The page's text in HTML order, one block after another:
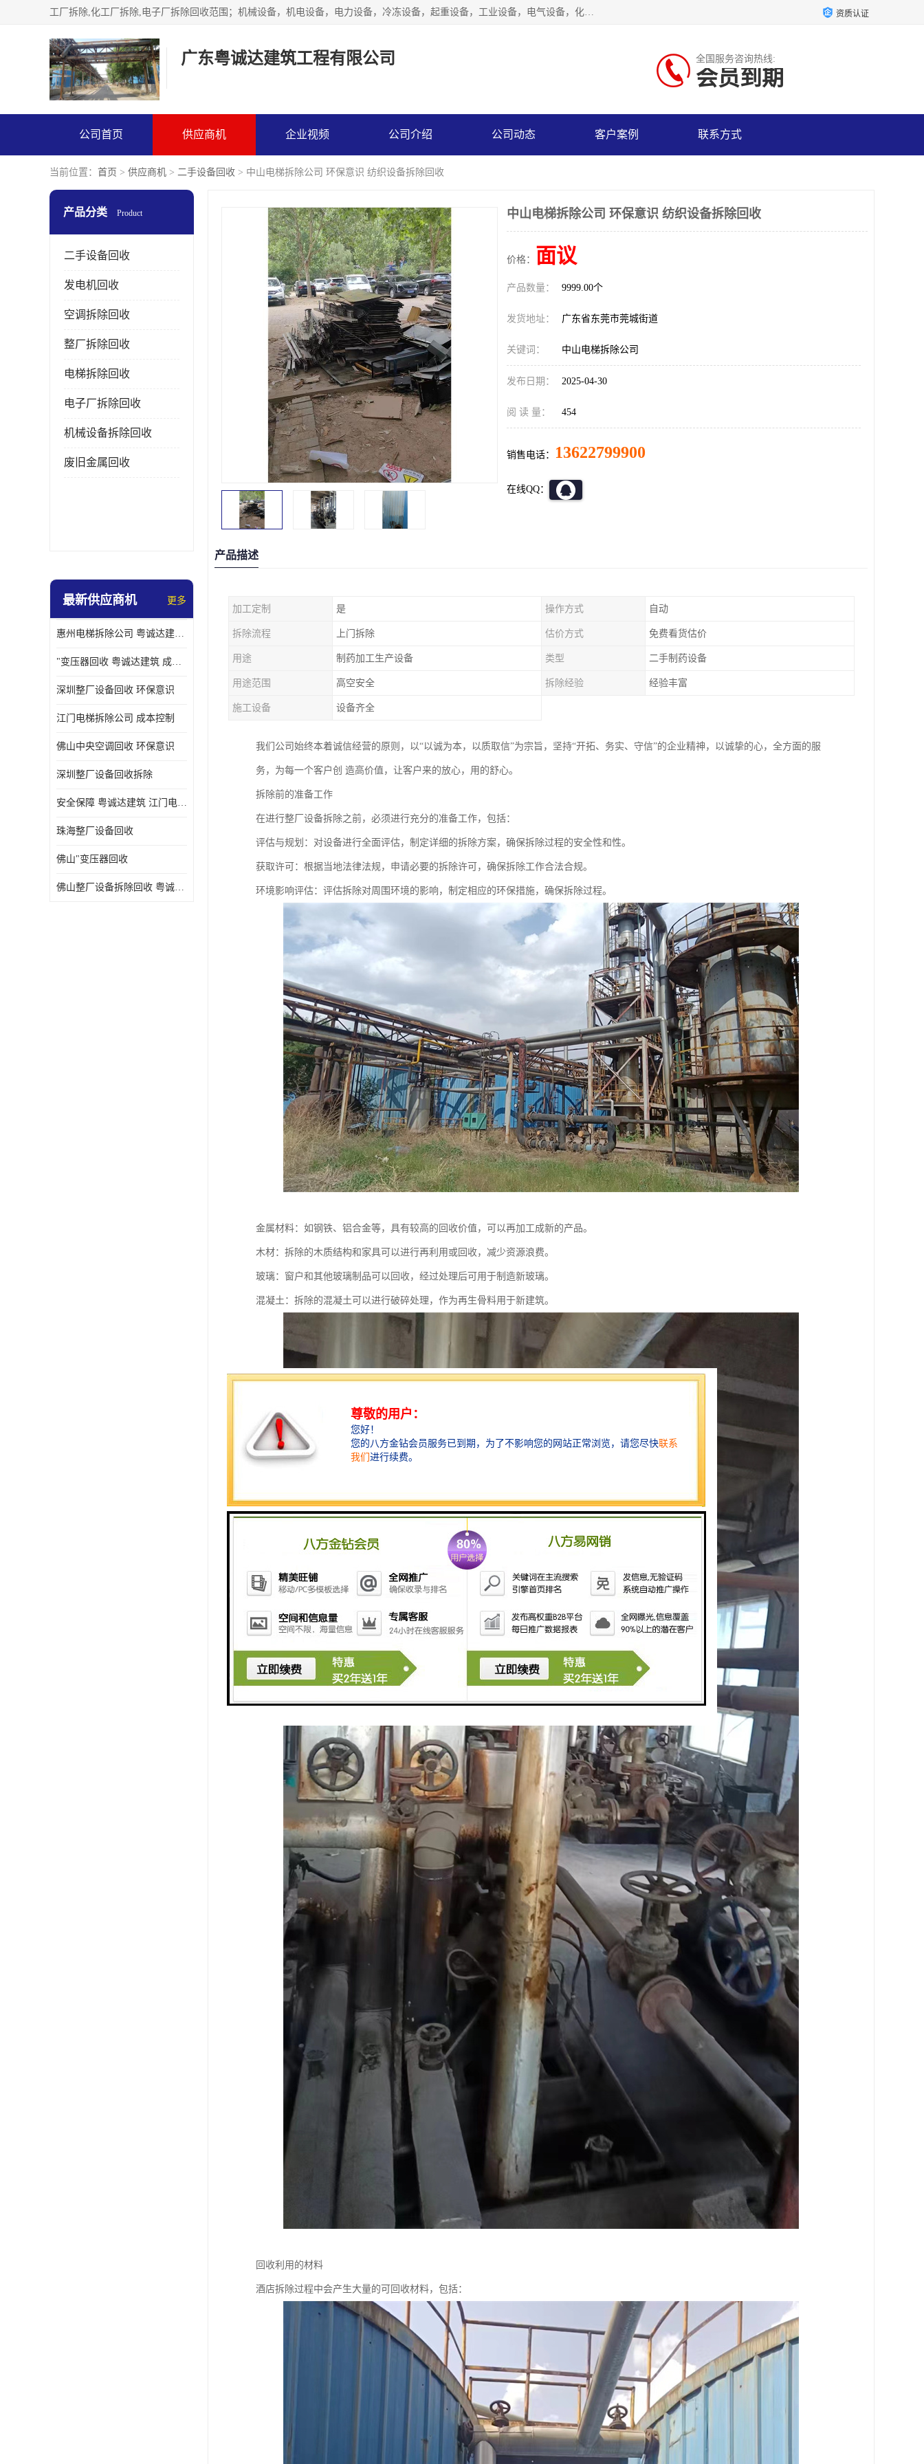
工厂拆除,化工厂拆除,电子厂拆除回收范围；机械设备，机电设备，电力设备，冷冻设备，起重设备，工业设备，电气设备，化工设备，木工设备，纺织设备，印染设备，水洗设备，电力物资，废旧金属，废旧物资，二手锅炉，二手电梯。 资质认证
广东粤诚达建筑工程有限公司 全国服务咨询热线:
会员到期
公司首页 供应商机 企业视频 公司介绍 公司动态 客户案例 联系方式
当前位置： 首页 > 供应商机 > 二手设备回收 > 中山电梯拆除公司 环保意识 纺织设备拆除回收
产品分类 Product
二手设备回收
发电机回收
空调拆除回收
整厂拆除回收
电梯拆除回收
电子厂拆除回收
机械设备拆除回收
废旧金属回收
最新供应商机 更多
惠州电梯拆除公司 粤诚达建筑 安全保障
"变压器回收 粤诚达建筑 成本控制
深圳整厂设备回收 环保意识
江门电梯拆除公司 成本控制
佛山中央空调回收 环保意识
深圳整厂设备回收拆除
安全保障 粤诚达建筑 江门电梯拆除公司
珠海整厂设备回收
佛山"变压器回收
佛山整厂设备拆除回收 粤诚达建筑 环保意识
中山电梯拆除公司 环保意识 纺织设备拆除回收
价格： 面议
产品数量： 9999.00个
发货地址： 广东省东莞市莞城街道
关键词： 中山电梯拆除公司
发布日期： 2025-04-30
阅 读 量： 454
销售电话： 13622799900
在线QQ：
产品描述
加工定制 是 操作方式 自动
拆除流程 上门拆除 估价方式 免费看货估价
用途 制药加工生产设备 类型 二手制药设备
用途范围 高空安全 拆除经验 经验丰富
施工设备 设备齐全
我们公司始终本着诚信经营的原则，以“以诚为本，以质取信”为宗旨，坚持“开拓、务实、守信”的企业精神，以诚挚的心，全方面的服
务，为每一个客户创 造高价值，让客户来的放心，用的舒心。
拆除前的准备工作
在进行整厂设备拆除之前，必须进行充分的准备工作，包括：
评估与规划：对设备进行全面评估，制定详细的拆除方案，确保拆除过程的安全性和性。
获取许可：根据当地法律法规，申请必要的拆除许可，确保拆除工作合法合规。
环境影响评估：评估拆除对周围环境的影响，制定相应的环保措施，确保拆除过程。
金属材料：如钢铁、铝合金等，具有较高的回收价值，可以再加工成新的产品。
木材：拆除的木质结构和家具可以进行再利用或回收，减少资源浪费。
玻璃：窗户和其他玻璃制品可以回收，经过处理后可用于制造新玻璃。
混凝土：拆除的混凝土可以进行破碎处理，作为再生骨料用于新建筑。
回收利用的材料
酒店拆除过程中会产生大量的可回收材料，包括：